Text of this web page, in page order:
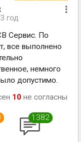
год
Сервис. По
все выполнено
немного
допустимо.
10 не согласны
1382